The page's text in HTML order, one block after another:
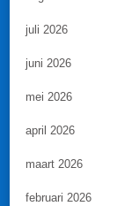
juli 2026
juni 2026
mei 2026
april 2026
maart 2026
februari 2026